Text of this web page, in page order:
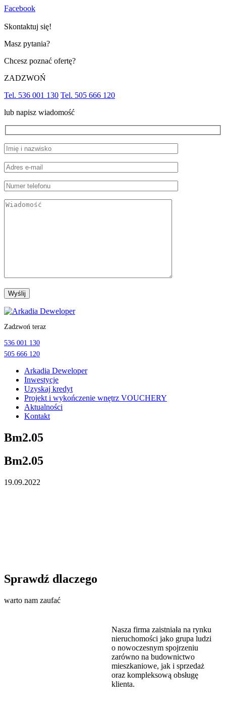
Facebook
Skontaktuj się!
Masz pytania?
Chcesz poznać ofertę?
ZADZWOŃ
Tel. 536 001 130 Tel. 505 666 120
lub napisz wiadomość
Przejdź
treści
Zadzwoń teraz
536 001 130
505 666 120
Arkadia Deweloper
Inwestycje
Uzyskaj kredyt
Projekt i wykończenie wnętrz VOUCHERY
Aktualności
Kontakt
Bm2.05
Bm2.05
19.09.2022
Sprawdź dlaczego
warto nam zaufać
Nasza firma zaistniała na rynku
nieruchomości jako grupa ludzi
o nowoczesnym spojrzeniu
zarówno na budownictwo
mieszkaniowe, jak i sprzedaż
oraz kompleksową obsługę
klienta.